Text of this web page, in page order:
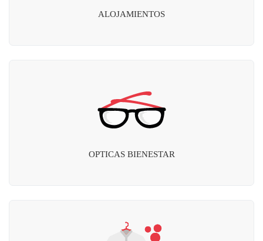
ALOJAMIENTOS
OPTICAS BIENESTAR